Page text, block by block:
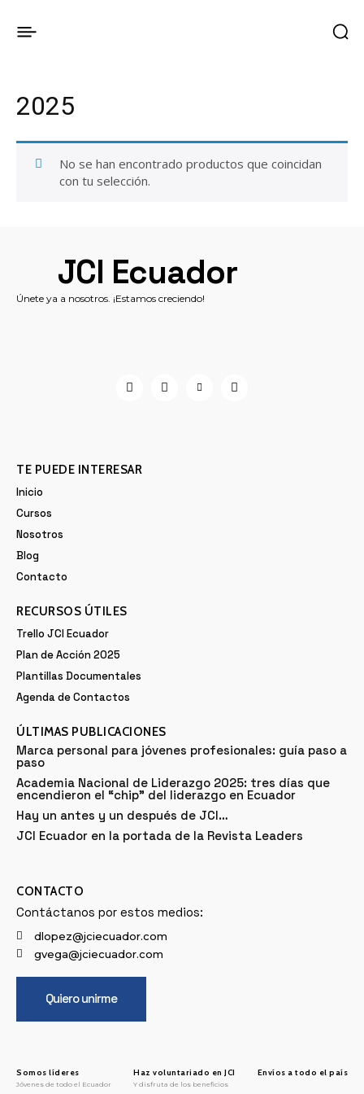
2025
No se han encontrado productos que coincidan
con tu selección.
JCI Ecuador
Únete ya a nosotros. ¡Estamos creciendo!
TE PUEDE INTERESAR
Inicio
Cursos
Nosotros
Blog
Contacto
RECURSOS ÚTILES
Trello JCI Ecuador
Plan de Acción 2025
Plantillas Documentales
Agenda de Contactos
ÚLTIMAS PUBLICACIONES
Marca personal para jóvenes profesionales: guía paso a
paso
Academia Nacional de Liderazgo 2025: tres días que
encendieron el “chip” del liderazgo en Ecuador
Hay un antes y un después de JCI…
JCI Ecuador en la portada de la Revista Leaders
CONTACTO
Contáctanos por estos medios:
dlopez@jciecuador.com
gvega@jciecuador.com
Quiero unirme
Somos líderes
Jóvenes de todo el Ecuador
Haz voluntariado en JCI
Y disfruta de los beneficios
Envíos a todo el país